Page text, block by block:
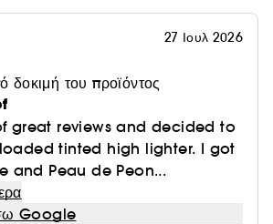
27 Ιουλ 2026
δοκιμή του προϊόντος
great reviews and decided to
tinted high lighter. I got
and Peau de Peon...
Google